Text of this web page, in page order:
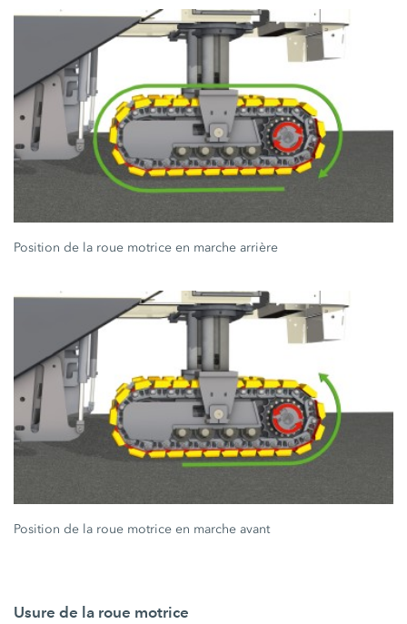
Position de la roue motrice en marche arrière
Position de la roue motrice en marche avant
Usure de la roue motrice